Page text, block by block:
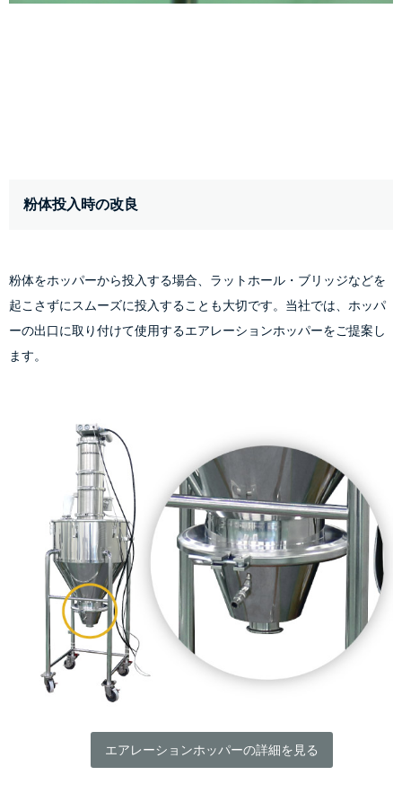
粉体投入時の改良
粉体をホッパーから投入する場合、ラットホール・ブリッジなどを
起こさずにスムーズに投入することも大切です。当社では、ホッパ
ーの出口に取り付けて使用するエアレーションホッパーをご提案し
ます。
エアレーションホッパーの詳細を見る